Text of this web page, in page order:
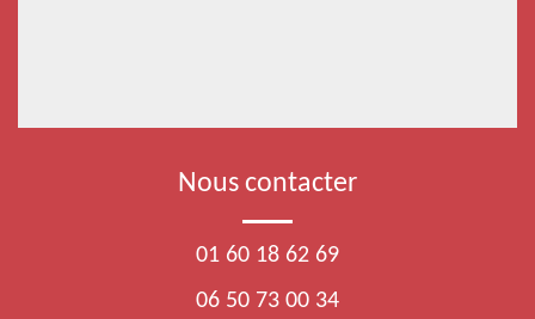
Nous contacter
01 60 18 62 69
06 50 73 00 34